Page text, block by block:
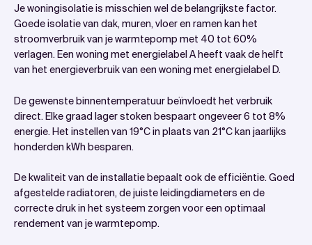
Je woningisolatie is misschien wel de belangrijkste factor.
Goede isolatie van dak, muren, vloer en ramen kan het
stroomverbruik van je warmtepomp met 40 tot 60%
verlagen. Een woning met energielabel A heeft vaak de helft
van het energieverbruik van een woning met energielabel D.
De gewenste binnentemperatuur beïnvloedt het verbruik
direct. Elke graad lager stoken bespaart ongeveer 6 tot 8%
energie. Het instellen van 19°C in plaats van 21°C kan jaarlijks
honderden kWh besparen.
De kwaliteit van de installatie bepaalt ook de efficiëntie. Goed
afgestelde radiatoren, de juiste leidingdiameters en de
correcte druk in het systeem zorgen voor een optimaal
rendement van je warmtepomp.